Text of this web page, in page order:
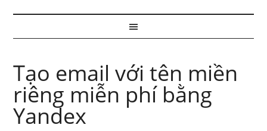
Tạo email với tên miền
riêng miễn phí bằng
Yandex